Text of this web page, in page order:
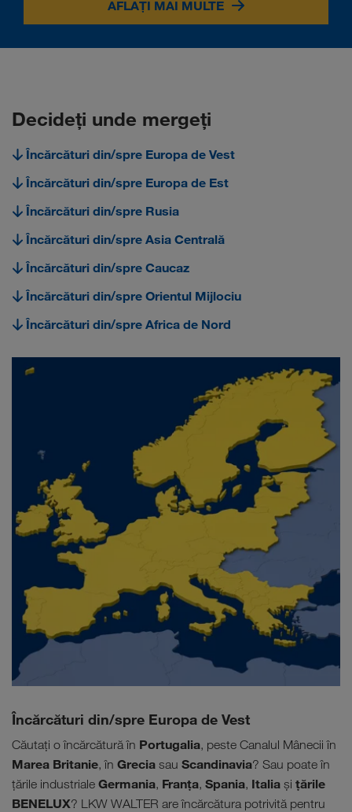
AFLAȚI MAI MULTE
Decideți unde mergeți
Încărcături din/spre Europa de Vest
Încărcături din/spre Europa de Est
Încărcături din/spre Rusia
Încărcături din/spre Asia Centrală
Încărcături din/spre Caucaz
Încărcături din/spre Orientul Mijlociu
Încărcături din/spre Africa de Nord
Încărcături din/spre Europa de Vest
Căutați o încărcătură în Portugalia, peste Canalul Mânecii în
Marea Britanie, în Grecia sau Scandinavia? Sau poate în
țările industriale Germania, Franța, Spania, Italia și țările
BENELUX? LKW WALTER are încărcătura potrivită pentru